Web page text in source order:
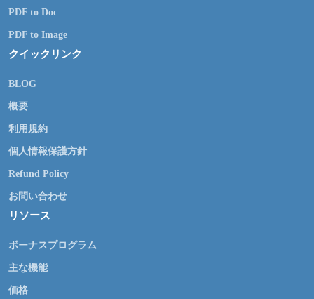
PDF to Doc
PDF to Image
クイックリンク
BLOG
概要
利用規約
個人情報保護方針
Refund Policy
お問い合わせ
リソース
ボーナスプログラム
主な機能
価格